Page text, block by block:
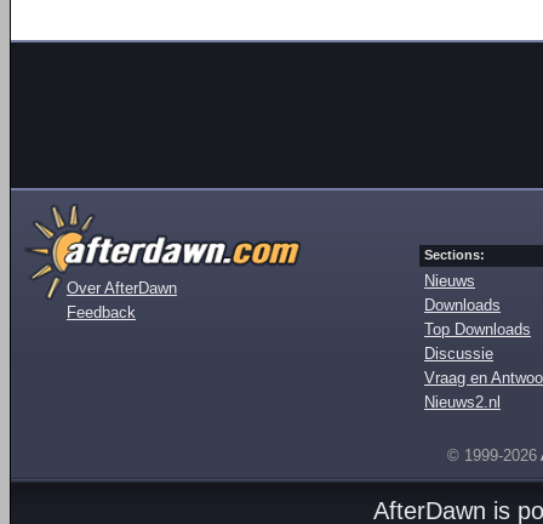
Over AfterDawn
Feedback
Sections:
Nieuws
Downloads
Top Downloads
Discussie
Vraag en
Nieuws2.nl
© 1999-2026
AfterDawn is